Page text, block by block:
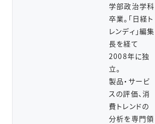
学部政治学科
卒業。「日経ト
レンディ」編集
長を経て
2008年に独
立。
製品・サービ
スの評価、消
費トレンドの
分析を専門領